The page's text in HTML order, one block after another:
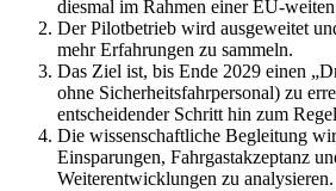
diesmal im Rahmen einer EU-
Der Pilotbetrieb wird ausgeweitet
mehr Erfahrungen zu sammeln.
Das Ziel ist, bis Ende 2029 einen
ohne Sicherheitsfahrpersonal) zu
entscheidender Schritt hin zum
Die wissenschaftliche Begleitung
Einsparungen, Fahrgastakzeptanz
Weiterentwicklungen zu analysieren.